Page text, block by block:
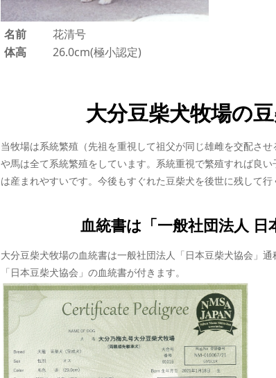
名前
花清号
体高
26.0cm(極小認定)
大分豆柴犬牧場の
当牧場は系統繁殖（先祖を重視して祖父が同じ雄雌を交配さ
や馬は全て系統繁殖をしています。系統重視で繁殖すれば良
は産まれやすいです。今後もすぐれた豆柴犬を後世に残して
血統書は「一般社団法人 日
大分豆柴犬牧場の血統書は一般社団法人「日本豆柴犬協会」
「日本豆柴犬協会」の血統書が付きます。